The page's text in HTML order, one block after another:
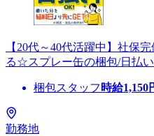
【20代～40代活躍中】社保
る☆スプレー缶の梱包/日払
梱包スタッフ 時給1,150
勤務地